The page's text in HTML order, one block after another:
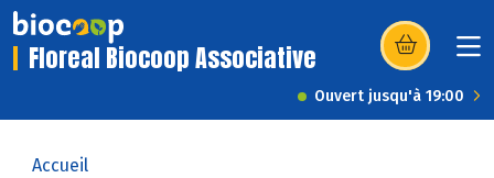
Floreal Biocoop Associative (s’ouvre dans
Ouvert jusqu'à 19:00
Accueil